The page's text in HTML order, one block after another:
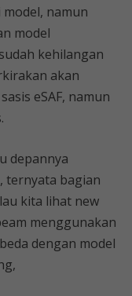
namun
model
kehilangan
akan
eSAF, namun
depannya
ternyata bagian
kita lihat new
menggunakan
dengan model